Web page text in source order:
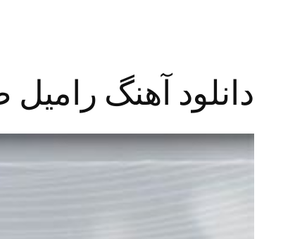
دانلود آهنگ